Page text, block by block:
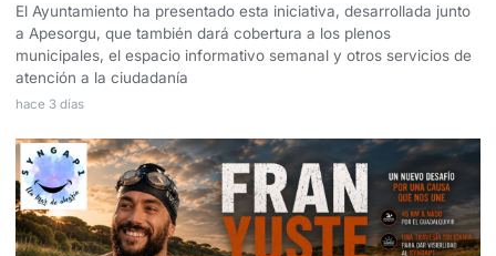
El Ayuntamiento ha presentado esta iniciativa, desarrollada junto
a Apesorgu, que también dará cobertura a los plenos
municipales, el espacio informativo semanal y otros servicios de
atención a la ciudadanía
hace 3 días